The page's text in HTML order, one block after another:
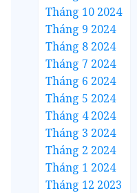
Tháng 10 2024
Tháng 9 2024
Tháng 8 2024
Tháng 7 2024
Tháng 6 2024
Tháng 5 2024
Tháng 4 2024
Tháng 3 2024
Tháng 2 2024
Tháng 1 2024
Tháng 12 2023